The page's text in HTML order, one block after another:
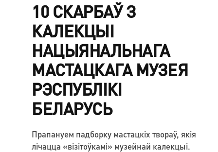
10 СКАРБАЎ З
КАЛЕКЦЫІ
НАЦЫЯНАЛЬНАГА
МАСТАЦКАГА МУЗЕЯ
РЭСПУБЛІКІ
БЕЛАРУСЬ
Прапануем падборку мастацкіх твораў, якія
лічацца «візітоўкамі» музейнай калекцыі.